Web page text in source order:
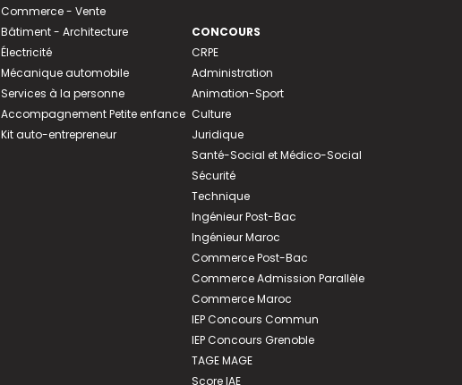
Commerce - Vente
Bâtiment - Architecture
Électricité
Mécanique automobile
Services à la personne
Accompagnement Petite enfance
Kit auto-entrepreneur
CONCOURS
CRPE
Administration
Animation-Sport
Culture
Juridique
Santé-Social et Médico-Social
Sécurité
Technique
Ingénieur Post-Bac
Ingénieur Maroc
Commerce Post-Bac
Commerce Admission Parallèle
Commerce Maroc
IEP Concours Commun
IEP Concours Grenoble
TAGE MAGE
Score IAE